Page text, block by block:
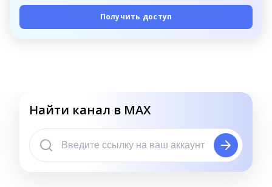
Получить доступ
Найти канал в MAX